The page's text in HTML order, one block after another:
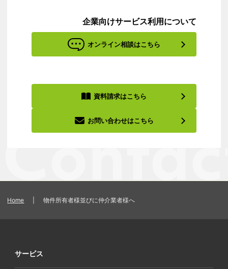
企業向けサービス利用について
オンライン相談はこちら
資料請求はこちら
お問い合わせはこちら
Home 物件所有者様並びに仲介業者様へ
サービス